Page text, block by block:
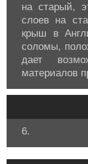
на старый,
слоев на
крыш в
соломы,
дает
материалов
6.